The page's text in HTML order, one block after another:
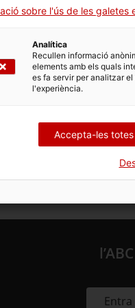
prevenibles”
nou repte per a la Salut
i tendències”
preparats davant
enfocament d’“Una sola
sobre l'ús de les galetes
Analítica
Recullen informació
elements amb els quals
es fa servir per analitzar
l'experiència.
Accepta-les totes